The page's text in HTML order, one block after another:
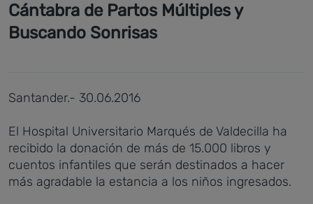
Cántabra de Partos Múltiples y
Buscando Sonrisas
Santander.- 30.06.2016
El Hospital Universitario Marqués de Valdecilla ha
recibido la donación de más de 15.000 libros y
cuentos infantiles que serán destinados a hacer
más agradable la estancia a los niños ingresados.